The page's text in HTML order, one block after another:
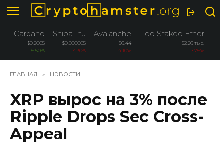
Перейти
содержанию
Cardano
$0.2005
6.50%
Shiba Inu
$0.000005
-4.30%
Avalanche
$6.44
-4.10%
Lido Staked Ether
$2.26 тыс.
-3.76%
ГЛАВНАЯ » НОВОСТИ
XRP вырос на 3% после
Ripple Drops Sec Cross-
Appeal